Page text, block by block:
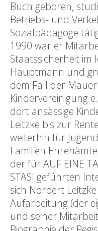
Buch geboren,
Betriebs- und
Sozialpädagoge
1990 war er
Staatssicherheit im
Hauptmann und
dem Fall der
Kindervereinigung
dort ansässige
Leitzke bis zur
weiterhin für
Familien
der für AUF EINE
STASI geführten
sich Norbert
Aufarbeitung (der
und seiner